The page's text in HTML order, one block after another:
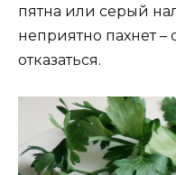
пятна или серый
неприятно пахнет –
отказаться.